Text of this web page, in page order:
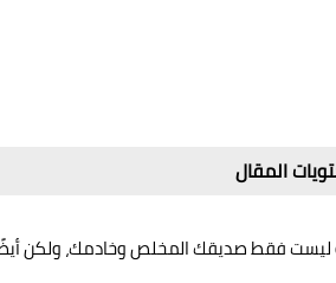
المقال
ليست فقط صديقك المخلص وخادمك، ولكن